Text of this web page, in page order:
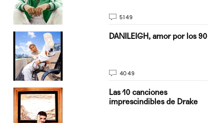
5149
DANILEIGH, amor por los 90
4049
Las 10 canciones
imprescindibles de Drake